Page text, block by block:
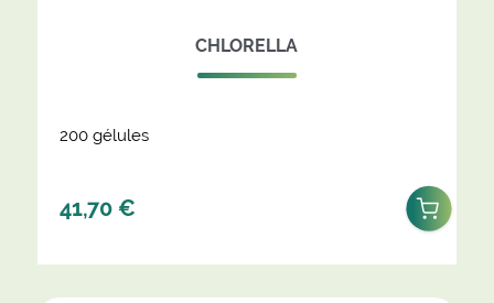
CHLORELLA
200 gélules
41,70 €